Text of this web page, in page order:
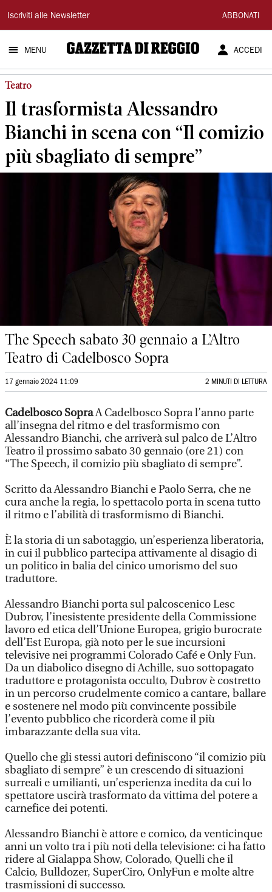
Gazzetta
di
Reggio
Iscriviti alle Newsletter ABBONATI
MENU ACCEDI
Teatro
Il trasformista Alessandro
Bianchi in scena con “Il comizio
più sbagliato di sempre”
The Speech sabato 30 gennaio a L’Altro
Teatro di Cadelbosco Sopra
17 gennaio 2024 11:09 2 MINUTI DI LETTURA
Cadelbosco SopraA Cadelbosco Sopra l’anno parte
all’insegna del ritmo e del trasformismo con
Alessandro Bianchi, che arriverà sul palco de L’Altro
Teatro il prossimo sabato 30 gennaio (ore 21) con
“The Speech, il comizio più sbagliato di sempre”.
Scritto da Alessandro Bianchi e Paolo Serra, che ne
cura anche la regia, lo spettacolo porta in scena tutto
il ritmo e l’abilità di trasformismo di Bianchi.
È la storia di un sabotaggio, un’esperienza liberatoria,
in cui il pubblico partecipa attivamente al disagio di
un politico in balia del cinico umorismo del suo
traduttore.
Alessandro Bianchi porta sul palcoscenico Lesc
Dubrov, l’inesistente presidente della Commissione
lavoro ed etica dell’Unione Europea, grigio burocrate
dell’Est Europa, già noto per le sue incursioni
televisive nei programmi Colorado Café e Only Fun.
Da un diabolico disegno di Achille, suo sottopagato
traduttore e protagonista occulto, Dubrov è costretto
in un percorso crudelmente comico a cantare, ballare
e sostenere nel modo più convincente possibile
l’evento pubblico che ricorderà come il più
imbarazzante della sua vita.
Quello che gli stessi autori definiscono “il comizio più
sbagliato di sempre” è un crescendo di situazioni
surreali e umilianti, un’esperienza inedita da cui lo
spettatore uscirà trasformato da vittima del potere a
carnefice dei potenti.
Alessandro Bianchi è attore e comico, da venticinque
anni un volto tra i più noti della televisione: ci ha fatto
ridere al Gialappa Show, Colorado, Quelli che il
Calcio, Bulldozer, SuperCiro, OnlyFun e molte altre
trasmissioni di successo.